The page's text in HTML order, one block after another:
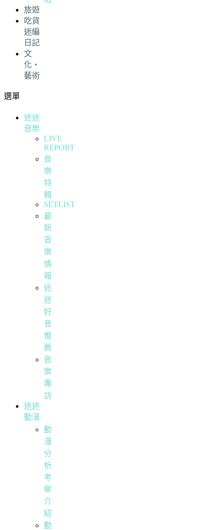
旅遊
吃貨
迷編
日記
文
化・
藝術
選單
迷迷
音樂
LIVE
REPORT
音
樂
特
輯
SETLIST
最
新
音
樂
情
報
迷
迷
好
音
推
薦
音
樂
專
訪
迷迷
動漫
動
漫
分
析
考
察
介
紹
動